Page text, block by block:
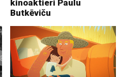
kinoaktieri Paulu
Butkēviču